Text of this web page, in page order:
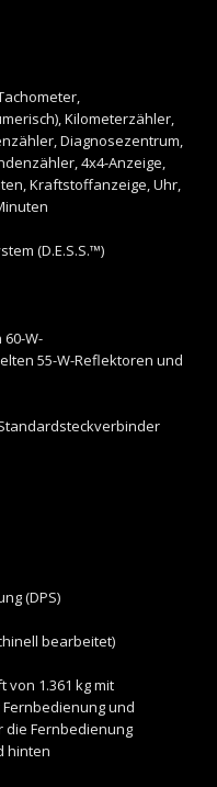
Kilometerzähler,
Diagnosezentrum,
4x4-Anzeige,
Kraftstoffanzeige, Uhr,
(D.E.S.S.™)
W-
55-W-Reflektoren und
(DPS)
bearbeitet)
von 1.361 kg mit
und
Fernbedienung
hinten